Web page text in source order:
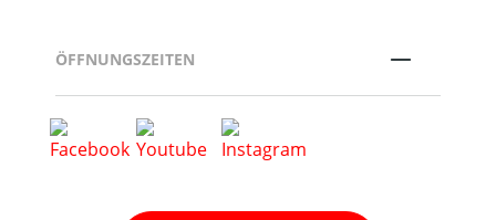
ÖFFNUNGSZEITEN